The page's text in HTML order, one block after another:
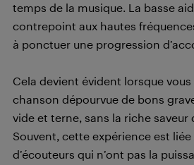
temps de la musique. La basse
contrepoint aux hautes
à ponctuer une progression
Cela devient évident lorsque
chanson dépourvue de bons
vide et terne, sans la riche saveur
Souvent, cette expérience est liée
d’écouteurs qui n’ont pas la